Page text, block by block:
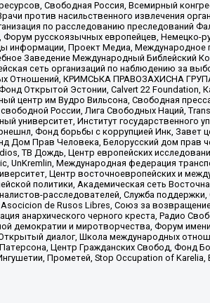
Свободная Россия, Всемирный
против насильственного извлечения
по расследованию преследований
русскоязычных европейцев, Немецко-
Проект Медиа, Международное
Заведение Международный Библейский
сеть организаций по наблюдению за
Отношений, КРИМСЬКА ПРАВОЗАХИСНА
Открытой Эстонии, Calvert 22 Foundation,
центр им Вудро Вильсона, Свободная
России, Лига Свободных Наций,
университет, Институт государственного
Фонд борьбы с коррупцией Инк, Завет
Дом Прав Человека, Белорусский дом прав
ТВ Дождь, Центр европейских
UnKremlin, Международная федерация
Центр восточноевропейских и
политики, Академическая сеть
расследователей, Служба
de Rusos Libres, Союз за
анархического черного креста, Радио
демократии и миротворчества, Форум
диалог, Школа международных
Центр Гражданских Свобод, Фонд
Прометей, Stop Occupation of